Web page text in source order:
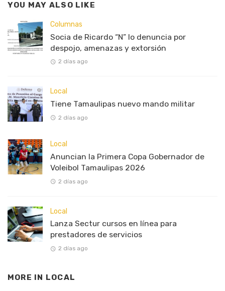
YOU MAY ALSO LIKE
Columnas
Socia de Ricardo “N” lo denuncia por
despojo, amenazas y extorsión
2 días ago
Local
Tiene Tamaulipas nuevo mando militar
2 días ago
Local
Anuncian la Primera Copa Gobernador de
Voleibol Tamaulipas 2026
2 días ago
Local
Lanza Sectur cursos en línea para
prestadores de servicios
2 días ago
MORE IN LOCAL